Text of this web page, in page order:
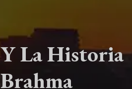
La Historia